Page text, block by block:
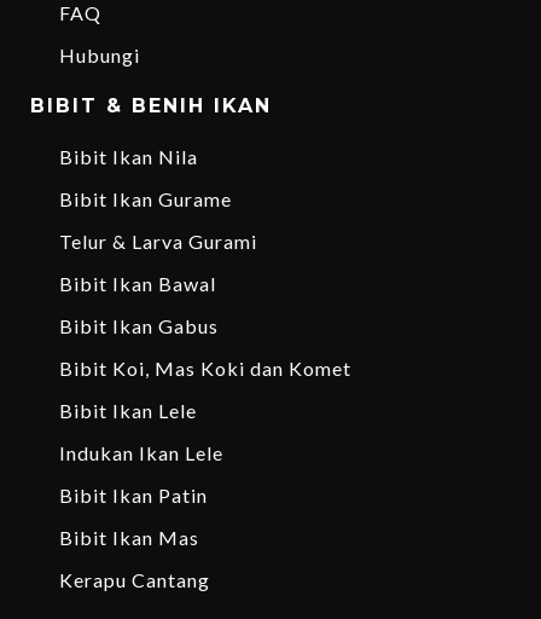
FAQ
Hubungi
BIBIT & BENIH IKAN
Bibit Ikan Nila
Bibit Ikan Gurame
Telur & Larva Gurami
Bibit Ikan Bawal
Bibit Ikan Gabus
Bibit Koi, Mas Koki dan Komet
Bibit Ikan Lele
Indukan Ikan Lele
Bibit Ikan Patin
Bibit Ikan Mas
Kerapu Cantang